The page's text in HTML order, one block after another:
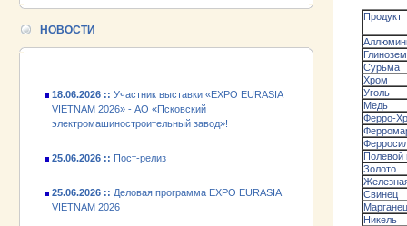
НОВОСТИ
24.06.2026 ::Открытие VII Международной
промышленной выставки «EXPO EURASIA
VIETNAM 2026» - АО «Псковский
электромашиностроительный завод»!
VIETNAM 2026
Продукт
Сурьма
Хром
Уголь
Медь
Ферро-
Полевой
Золото
Свинец
Марганец
Никель